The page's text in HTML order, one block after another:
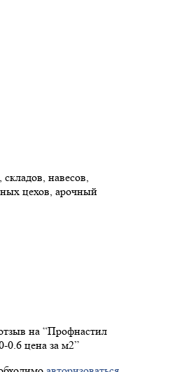
складов, навесов,
цехов, арочный
на “Профнастил
цена за м2”